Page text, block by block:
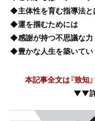
◆主体性を育む指導法と
◆運を掴むためには
◆感謝が持つ不思議な力
◆豊かな人生を築いてい
本記事全文は『致知
▼▼